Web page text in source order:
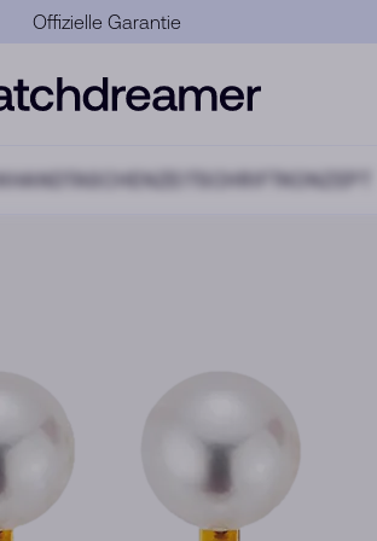
Offizielle Garantie
HANDTASCHEN
KONZEPT